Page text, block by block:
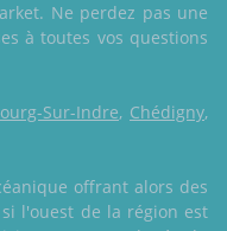
Ne perdez pas une
à toutes vos questions
Sur-Indre, Chédigny,
offrant alors des
l'ouest de la région est